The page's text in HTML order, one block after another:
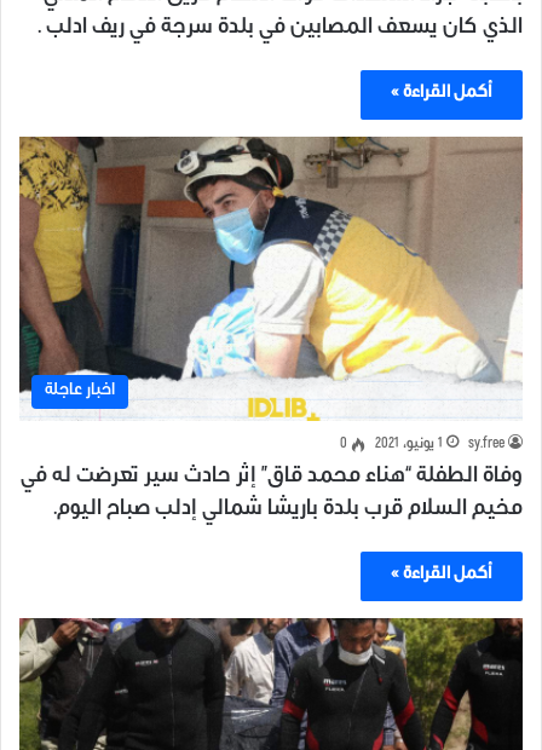
الذي كان يسعف المصابين في بلدة سرجة في ريف ادلب .
أكمل القراءة »
اخبار عاجلة
sy.free 1 يونيو، 2021 0
وفاة الطفلة “هناء محمد قاق” إثر حادث سير تعرضت له في
مخيم السلام قرب بلدة باريشا شمالي إدلب صباح اليوم.
أكمل القراءة »